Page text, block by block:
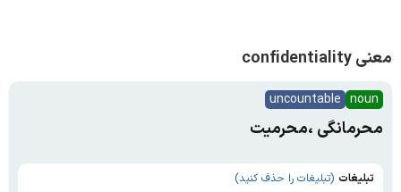
معنی confidentiality
noun
uncountable
محرمانگی ،محرمیت
تبلیغات (تبلیغات را حذف کنید)